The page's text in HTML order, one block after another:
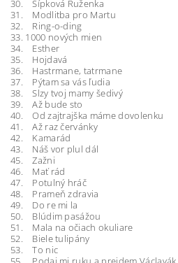
30. Šípková Ruženka
31. Modlitba pro Martu
32. Ring-o-ding
33. 1000 nových mien
34. Esther
35. Hojdavá
36. Hastrmane, tatrmane
37. Pýtam sa vás ľudia
38. Slzy tvoj mamy šedivý
39. Až bude sto
40. Od zajtrajška máme dovolenku
41. Až raz červánky
42. Kamarád
43. Náš vor plul dál
45. Zažni
46. Mať rád
47. Potulný hráč
48. Prameň zdravia
49. Do re mi la
50. Blúdim pasážou
51. Mala na očiach okuliare
52. Biele tulipány
53. To nic